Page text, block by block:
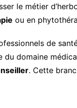
le métier
ou en
de
domaine
. Cette